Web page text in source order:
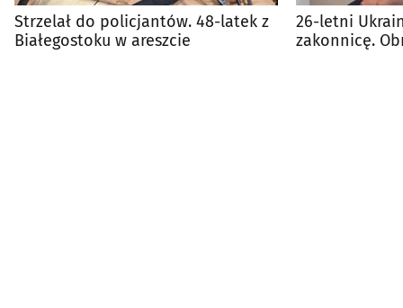
Strzelał do policjantów. 48-latek z
Białegostoku w areszcie
26-letni
zakonnicę.